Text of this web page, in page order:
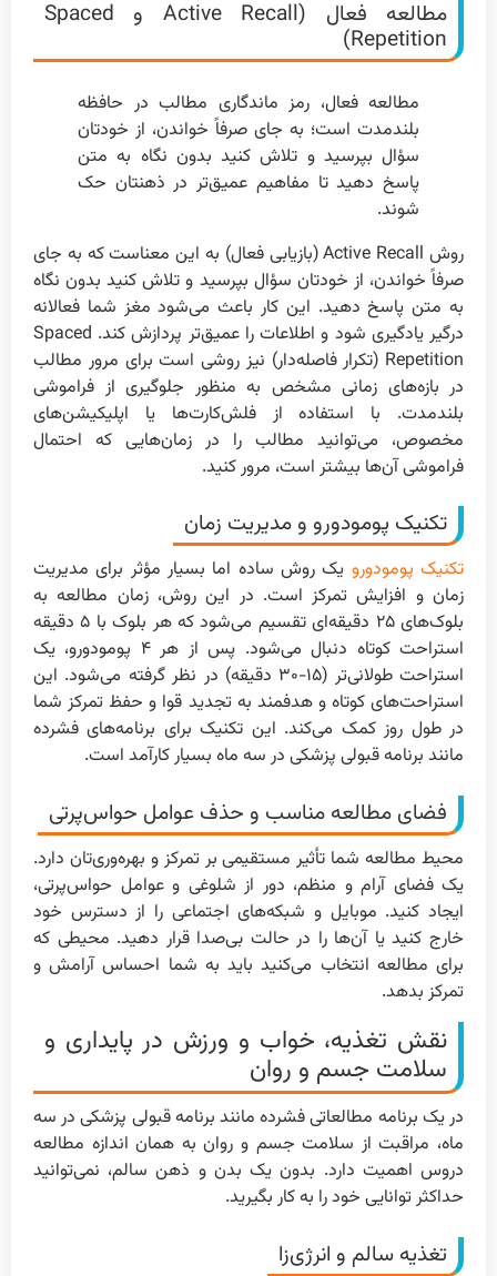
مطالعه فعال (Active Recall و Spaced
Repetition)
مطالعه فعال، رمز ماندگاری مطالب در حافظه
بلندمدت است؛ به جای صرفاً خواندن، از خودتان
سؤال بپرسید و تلاش کنید بدون نگاه به متن
پاسخ دهید تا مفاهیم عمیق‌تر در ذهنتان حک
شوند.
روش Active Recall (بازیابی فعال) به این معناست که به جای
صرفاً خواندن، از خودتان سؤال بپرسید و تلاش کنید بدون نگاه
به متن پاسخ دهید. این کار باعث می‌شود مغز شما فعالانه
درگیر یادگیری شود و اطلاعات را عمیق‌تر پردازش کند. Spaced
Repetition (تکرار فاصله‌دار) نیز روشی است برای مرور مطالب
در بازه‌های زمانی مشخص به منظور جلوگیری از فراموشی
بلندمدت. با استفاده از فلش‌کارت‌ها یا اپلیکیشن‌های
مخصوص، می‌توانید مطالب را در زمان‌هایی که احتمال
فراموشی آن‌ها بیشتر است، مرور کنید.
تکنیک پومودورو و مدیریت زمان
تکنیک پومودورو یک روش ساده اما بسیار مؤثر برای مدیریت
زمان و افزایش تمرکز است. در این روش، زمان مطالعه به
بلوک‌های ۲۵ دقیقه‌ای تقسیم می‌شود که هر بلوک با ۵ دقیقه
استراحت کوتاه دنبال می‌شود. پس از هر ۴ پومودورو، یک
استراحت طولانی‌تر (۱۵-۳۰ دقیقه) در نظر گرفته می‌شود. این
استراحت‌های کوتاه و هدفمند به تجدید قوا و حفظ تمرکز شما
در طول روز کمک می‌کند. این تکنیک برای برنامه‌های فشرده
مانند برنامه قبولی پزشکی در سه ماه بسیار کارآمد است.
فضای مطالعه مناسب و حذف عوامل حواس‌پرتی
محیط مطالعه شما تأثیر مستقیمی بر تمرکز و بهره‌وری‌تان دارد.
یک فضای آرام و منظم، دور از شلوغی و عوامل حواس‌پرتی،
ایجاد کنید. موبایل و شبکه‌های اجتماعی را از دسترس خود
خارج کنید یا آن‌ها را در حالت بی‌صدا قرار دهید. محیطی که
برای مطالعه انتخاب می‌کنید باید به شما احساس آرامش و
تمرکز بدهد.
نقش تغذیه، خواب و ورزش در پایداری و
سلامت جسم و روان
در یک برنامه مطالعاتی فشرده مانند برنامه قبولی پزشکی در سه
ماه، مراقبت از سلامت جسم و روان به همان اندازه مطالعه
دروس اهمیت دارد. بدون یک بدن و ذهن سالم، نمی‌توانید
حداکثر توانایی خود را به کار بگیرید.
تغذیه سالم و انرژی‌زا